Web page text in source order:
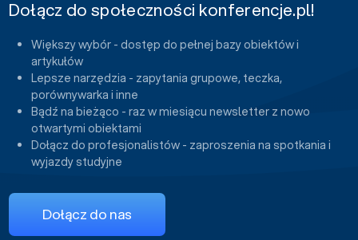
Dołącz do społeczności konferencje.pl!
Większy wybór - dostęp do pełnej bazy obiektów i
artykułów
Lepsze narzędzia - zapytania grupowe, teczka,
porównywarka i inne
Bądź na bieżąco - raz w miesiącu newsletter z nowo
otwartymi obiektami
Dołącz do profesjonalistów - zaproszenia na spotkania i
wyjazdy studyjne
Dołącz do nas